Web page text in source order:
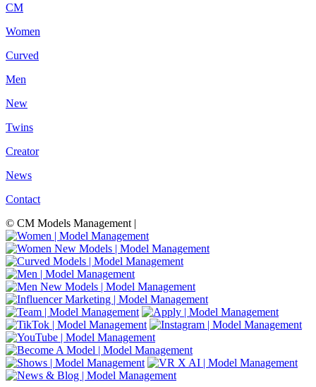
CM
Women
Curved
Men
New
Twins
Creator
News
Contact
© CM Models Management |